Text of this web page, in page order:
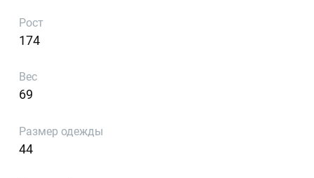
Рост
174
Вес
69
Размер одежды
44